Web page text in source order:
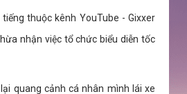
thuộc kênh YouTube - Gixxer
nhận việc tổ chức biểu diễn tốc
quang cảnh cá nhân mình lái xe